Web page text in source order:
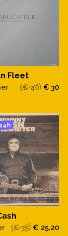
Fleet
(€ 40) € 30
(€ 35) € 25,20